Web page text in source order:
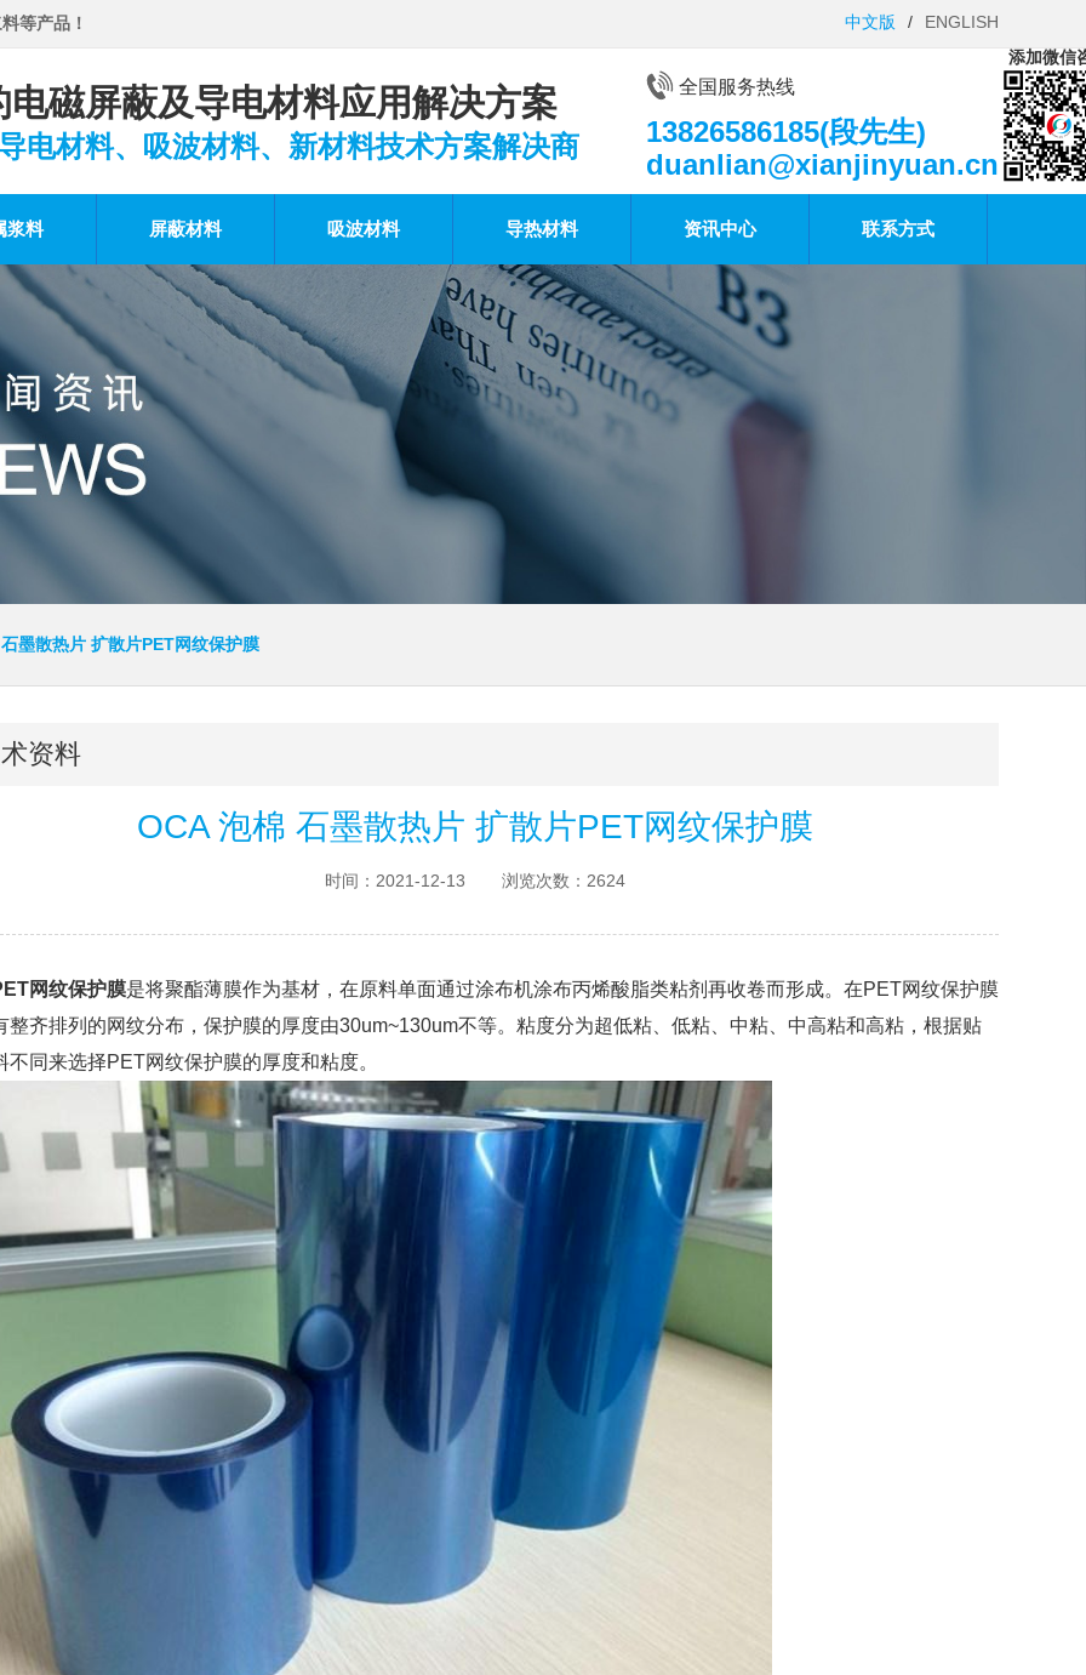
等产品！ 中文版 / ENGLISH
磁屏蔽及导电材料应用解决方案
电材料、吸波材料、新材料技术方案解决商
全国服务热线
13826586185(段先生)
duanlian@xianjinyuan.cn
添加微信
浆料 屏蔽材料 吸波材料 导热材料 资讯中心 联系方式
墨散热片 扩散片PET网纹保护膜
资料
OCA 泡棉 石墨散热片 扩散片PET网纹保护膜
时间：2021-12-13 浏览次数：2624
网纹保护膜是将聚酯薄膜作为基材，在原料单面通过涂布机涂布丙烯酸脂类粘剂再收卷而形成。在PET网纹保护膜
整齐排列的网纹分布，保护膜的厚度由30um~130um不等。粘度分为超低粘、低粘、中粘、中高粘和高粘，根据贴
不同来选择PET网纹保护膜的厚度和粘度。